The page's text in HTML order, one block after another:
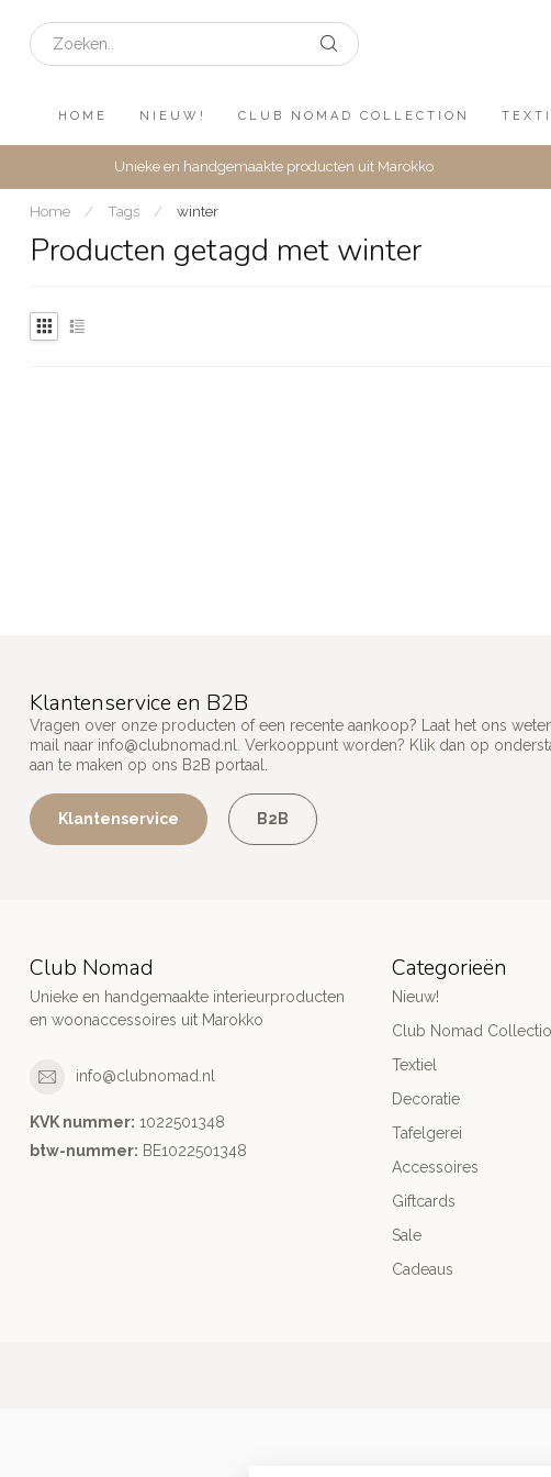
HOME NIEUW! CLUB NOMAD COLLECTION
Unieke en handgemaakte producten uit Marokko
Home / Tags / winter
Producten getagd met winter
Klantenservice en B2B
Vragen over onze producten of een recente aankoop? Laat het ons
mail naar info@clubnomad.nl
. Verkooppunt worden? Klik dan op
aan te maken op ons B2B portaal.
Klantenservice B2B
Club Nomad
Unieke en handgemaakte interieurproducten
en woonaccessoires uit Marokko
info@clubnomad.nl
KVK nummer: 1022501348
btw-nummer: BE1022501348
Categorieën
Nieuw!
Club Nomad
Textiel
Decoratie
Tafelgerei
Accessoires
Giftcards
Sale
Cadeaus